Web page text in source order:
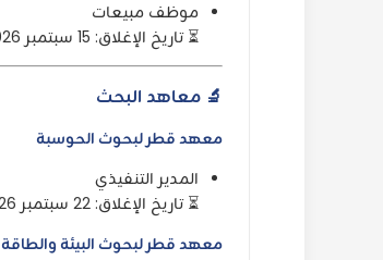
موظف مبيعات
⏳ تاريخ الإغلاق: 15 سبتمبر 2026
🔬 معاهد البحث
معهد قطر لبحوث الحوسبة
المدير التنفيذي
⏳ تاريخ الإغلاق: 22 سبتمبر 2026
معهد قطر لبحوث البيئة والطاقة